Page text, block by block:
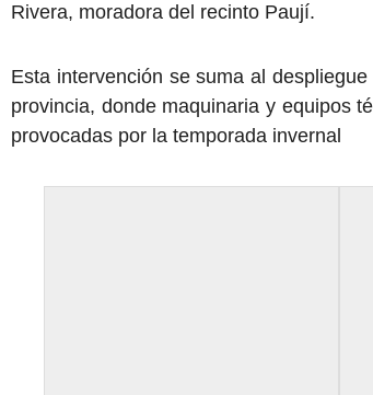
Rivera, moradora del recinto Paují.
Esta intervención se suma al
provincia, donde maquinaria y equipos
provocadas por la temporada invernal